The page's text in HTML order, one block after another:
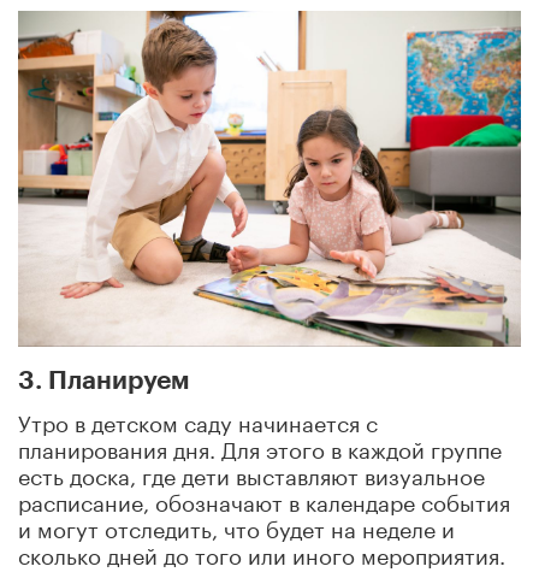
3. Планируем
Утро в детском саду начинается с
планирования дня. Для этого в каждой группе
есть доска, где дети выставляют визуальное
расписание, обозначают в календаре события
и могут отследить, что будет на неделе и
сколько дней до того или иного мероприятия.